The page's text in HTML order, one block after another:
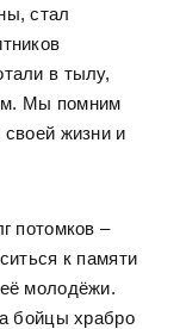
стал
в тылу,
Мы помним
жизни и
потомков –
к памяти
молодёжи.
бойцы храбро